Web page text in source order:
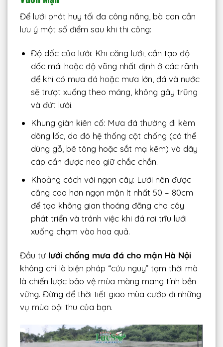
Để lưới phát huy tối đa công năng, bà con cần
lưu ý một số điểm sau khi thi công:
Độ dốc của lưới: Khi căng lưới, cần tạo độ
dốc mái hoặc độ võng nhất định ở các rãnh
để khi có mưa đá hoặc mưa lớn, đá và nước
sẽ trượt xuống theo máng, không gây trũng
và đứt lưới.
Khung giàn kiên cố: Mưa đá thường đi kèm
dông lốc, do đó hệ thống cột chống (có thể
dùng gỗ, bê tông hoặc sắt mạ kẽm) và dây
cáp cần được neo giữ chắc chắn.
Khoảng cách với ngọn cây: Lưới nên được
căng cao hơn ngọn mận ít nhất 50 – 80cm
để tạo không gian thoáng đãng cho cây
phát triển và tránh việc khi đá rơi trĩu lưới
xuống chạm vào hoa quả.
Đầu tư lưới chống mưa đá cho mận Hà Nội
không chỉ là biện pháp “cứu nguy” tạm thời mà
là chiến lược bảo vệ mùa màng mang tính bền
vững. Đừng để thời tiết giao mùa cướp đi những
vụ mùa bội thu của bạn.